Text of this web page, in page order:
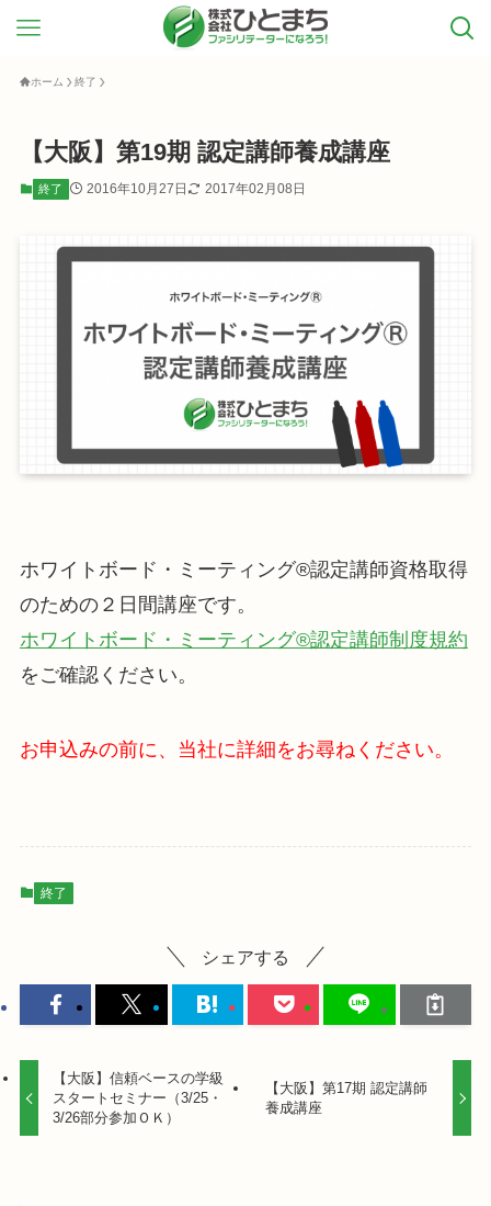
ホーム 終了
【大阪】第19期 認定講師養成講座
終了 2016年10月27日 2017年02月08日
ホワイトボード・ミーティング®認定講師資格取得
のための２日間講座です。
ホワイトボード・ミーティング®認定講師制度規約
をご確認ください。
お申込みの前に、当社に詳細をお尋ねください。
終了
シェアする
【大阪】信頼ベースの学級
スタートセミナー（3/25・
3/26部分参加ＯＫ）
【大阪】第17期 認定講師
養成講座